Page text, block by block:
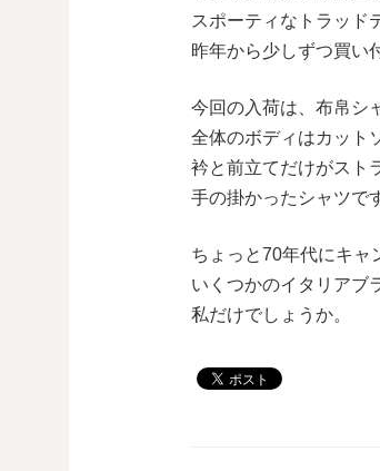
スポーティなトラッド
昨年から少しずつ買い
今回の入荷は、布帛シ
全体のボディはカット
衿と前立てだけがスト
手の掛かったシャツで
ちょっと70年代にキャ
いくつかのイタリアブ
私だけでしょうか。